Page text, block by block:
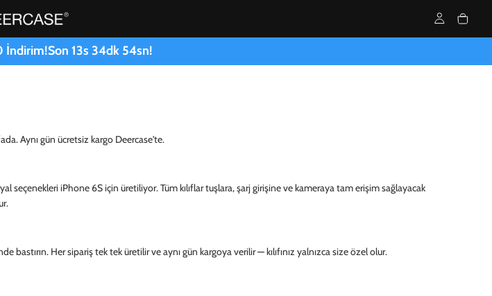
İndirim!Son 13s 34dk 54sn!
Aynı gün ücretsiz kargo Deercase'te.
seçenekleri iPhone 6S için üretiliyor. Tüm kılıflar tuşlara, şarj girişine ve kameraya tam erişim sağlayacak
Her sipariş tek tek üretilir ve aynı gün kargoya verilir — kılıfınız yalnızca size özel olur.